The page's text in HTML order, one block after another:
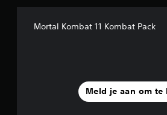
Mortal Kombat 11 Kombat Pack
Meld je aan om te